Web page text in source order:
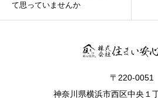
て思っていませんか
〒220-0051
神奈川県横浜市西区中央１